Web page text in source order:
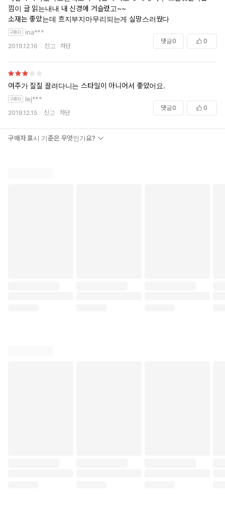
낌이 글 읽는내내 내 신경에 거슬렸고~~
소재는 좋았는데 흐지부지마무리되는게 실망스러웠다
ina***
2019.12.16 신고 차단
댓글0 0
여주가 질질 끌려다니는 스타일이 아니어서 좋았어요.
lej***
2019.12.15 신고 차단
댓글0 0
구매자 표시 기준은 무엇인가요?